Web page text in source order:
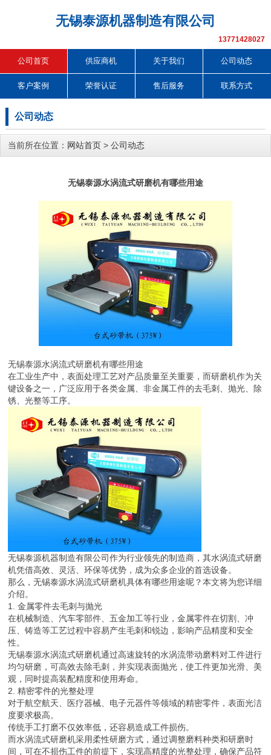
无锡泰源机器制造有限公司
13771428027
公司首页 供应商机 关于我们 公司动态
客户案例 荣誉认证 售后服务 联系方式
公司动态
当前所在位置： 网站首页 > 公司动态
无锡泰源水涡流式研磨机有哪些用途
无锡泰源水涡流式研磨机有哪些用途
在工业生产中，表面处理工艺对产品质量至关重要，而研磨机作为关
键设备之一，广泛应用于各类金属、非金属工件的去毛刺、抛光、除
锈、光整等工序。
无锡泰源机器制造有限公司作为行业领先的制造商，其水涡流式研磨
机凭借高效、灵活、环保等优势，成为众多企业的首选设备。
那么，无锡泰源水涡流式研磨机具体有哪些用途呢？本文将为您详细
介绍。
1. 金属零件去毛刺与抛光
在机械制造、汽车零部件、五金加工等行业，金属零件在切割、冲
压、铸造等工艺过程中容易产生毛刺和锐边，影响产品精度和安全
性。
无锡泰源水涡流式研磨机通过高速旋转的水涡流带动磨料对工件进行
均匀研磨，可高效去除毛刺，并实现表面抛光，使工件更加光滑、美
观，同时提高装配精度和使用寿命。
2. 精密零件的光整处理
对于航空航天、医疗器械、电子元器件等领域的精密零件，表面光洁
度要求极高。
传统手工打磨不仅效率低，还容易造成工件损伤。
而水涡流式研磨机采用柔性研磨方式，通过调整磨料种类和研磨时
间，可在不损伤工件的前提下，实现高精度的光整处理，确保产品符